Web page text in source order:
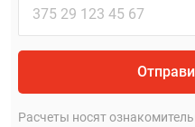
Расчеты носят